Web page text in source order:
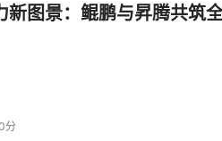
新图景：鲲鹏与昇腾共筑
分